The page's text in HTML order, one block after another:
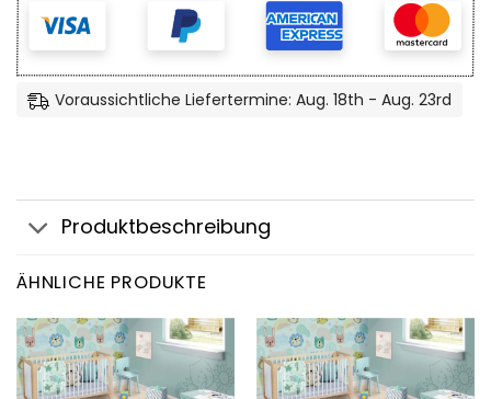
Voraussichtliche Liefertermine: Aug. 18th - Aug. 23rd
Produktbeschreibung
ÄHNLICHE PRODUKTE